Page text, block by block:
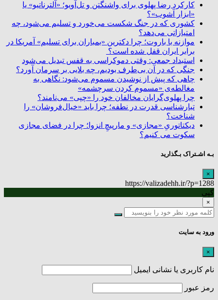
کارکرد رضا پهلوی برای واشنگتن و تل‌آویو؛ «آلترناتیو» یا
«ابزار آشوب»؟
کشوری که در جنگ شکست می‌خورد و تسلیم می‌شود، چه
امتیازاتی می‌دهد؟
موازنه با باروت؛ چرا دکترین «بمباران برای تسلیم» آمریکا در
برابر ایران قفل شده است؟
استبداد جمعی: وقتی دموکراسی به قفس تبدیل می‌شود
جنگی که در آن بی‌طرف بودیم، چه بلایی بر سرمان آورد؟
چاهی که پیش از نوشیدن مسموم می‌شود: نگاهی به
مغالطه‌ی «مسموم کردن سرچشمه»
چرا پهلوی‌گرایان مخالفان خود را «چپی» می‌نامند؟
تبارشناسی قدرت در نطفه؛ چرا باید «خیال‌فروشان» را
شناخت؟
دیکتاتوریِ «مجازی» و مارپیچِ انزوا؛ چرا در فضای مجازی
سکوت می کنیم؟
بـه اشـتراک بـگذارید
×
https://valizadehh.ir/?p=1288
کپی
×
ورود به سایت
×
نام کاربری یا نشانی ایمیل
رمز عبور